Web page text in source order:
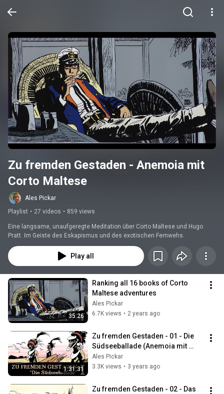
Zu fremden Gestaden - Anemoia mit
Corto Maltese
Ales Pickar
Playlist • 27 videos • 859 views
Eine langsame, unaufgeregte Meditation über Corto Maltese und Hugo
Pratt. Im Geiste des Eskapismus und des exotischen Fernwehs.
Play all
35:26
Ranking all 16 books of Corto
Maltese adventures
Ales Pickar
6.7K views • 2 years ago
1:31:31
Zu fremden Gestaden - 01 - Die
Südseeballade (Anemoia mit
Corto Maltese)
Ales Pickar
3.3K views • 3 years ago
Zu fremden Gestaden - 02 - Das